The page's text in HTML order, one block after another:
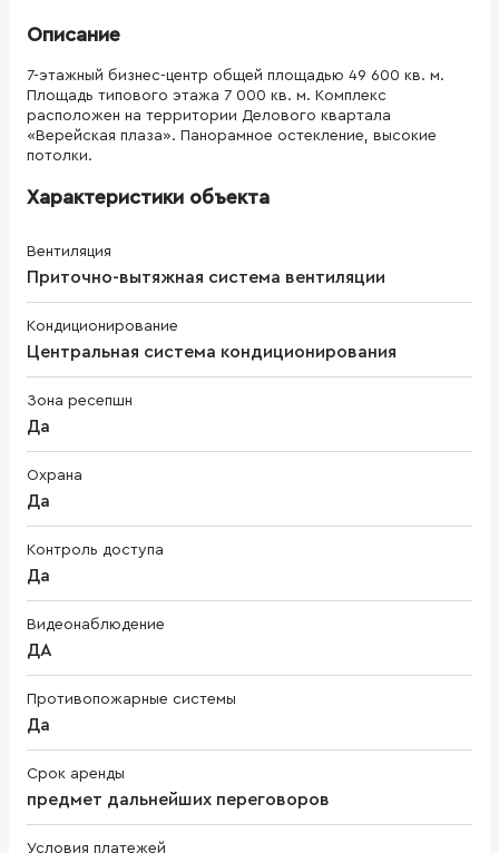
Описание
7-этажный бизнес-центр общей площадью 49 600 кв. м.
Площадь типового этажа 7 000 кв. м. Комплекс
расположен на территории Делового квартала
«Верейская плаза». Панорамное остекление, высокие
потолки.
Характеристики объекта
Вентиляция
Приточно-вытяжная система вентиляции
Кондиционирование
Центральная система кондиционирования
Зона ресепшн
Да
Охрана
Да
Контроль доступа
Да
Видеонаблюдение
ДА
Противопожарные системы
Да
Срок аренды
предмет дальнейших переговоров
Условия платежей